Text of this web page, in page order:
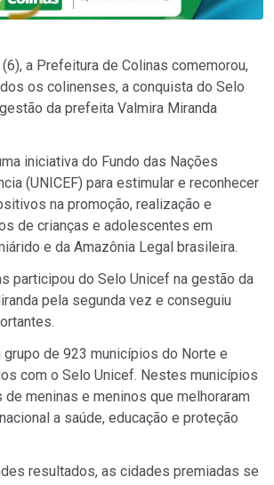
a Prefeitura de Colinas comemorou,
os colinenses, a conquista do Selo
da prefeita Valmira Miranda
iniciativa do Fundo das Nações
(UNICEF) para estimular e reconhecer
na promoção, realização e
de crianças e adolescentes em
e da Amazônia Legal brasileira.
participou do Selo Unicef na gestão da
pela segunda vez e conseguiu
grupo de 923 municípios do Norte e
com o Selo Unicef. Nestes municípios
meninas e meninos que melhoraram
a saúde, educação e proteção
resultados, as cidades premiadas se